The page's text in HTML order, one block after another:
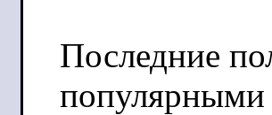
Последние
популярными